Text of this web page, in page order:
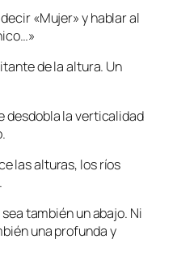
«Mujer» y hablar al
de la altura. Un
desdobla la verticalidad
las alturas, los ríos
también un abajo. Ni
una profunda y